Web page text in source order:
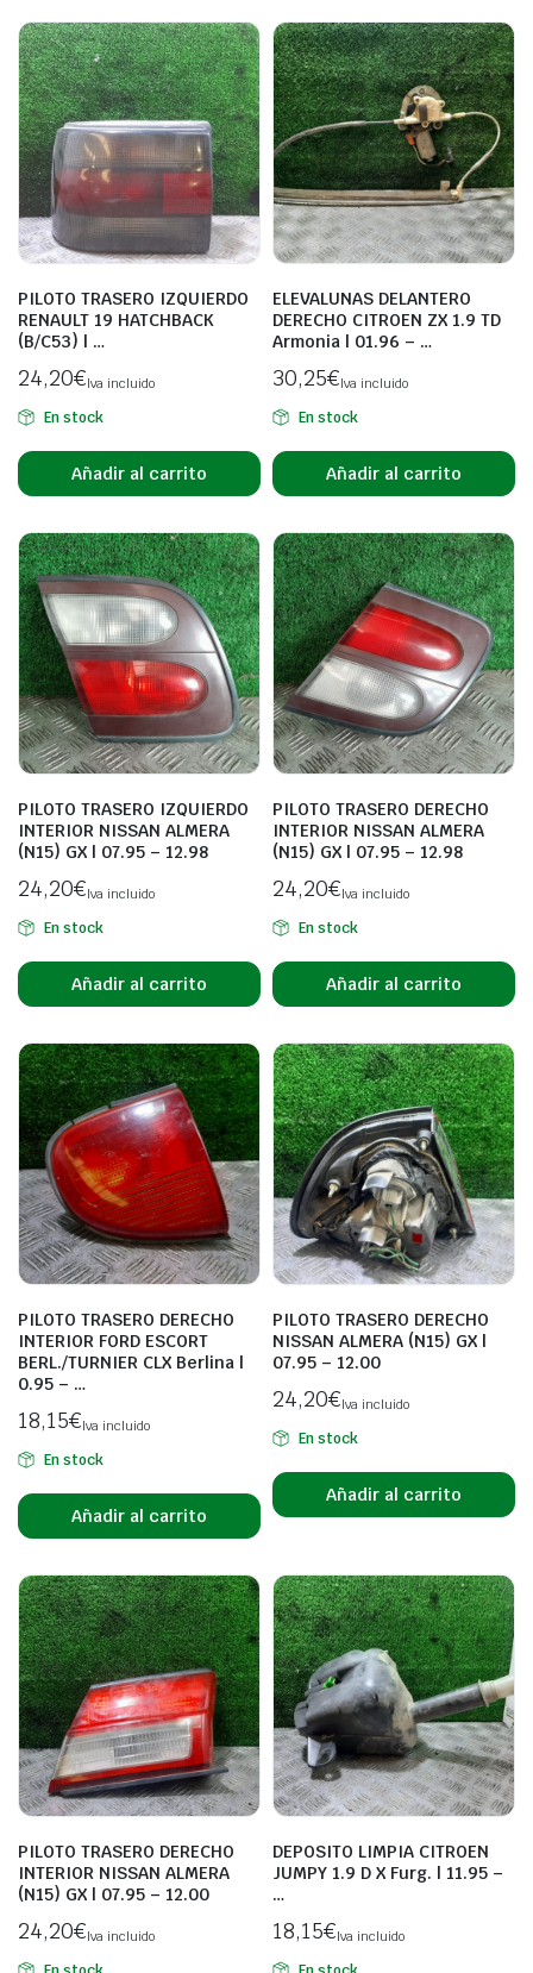
PILOTO TRASERO IZQUIERDO
RENAULT 19 HATCHBACK
(B/C53) | …
24,20€Iva incluido
En stock
Añadir al carrito
ELEVALUNAS DELANTERO
DERECHO CITROEN ZX 1.9 TD
Armonia | 01.96 – …
30,25€Iva incluido
En stock
Añadir al carrito
PILOTO TRASERO IZQUIERDO
INTERIOR NISSAN ALMERA
(N15) GX | 07.95 – 12.98
24,20€Iva incluido
En stock
Añadir al carrito
PILOTO TRASERO DERECHO
INTERIOR NISSAN ALMERA
(N15) GX | 07.95 – 12.98
24,20€Iva incluido
En stock
Añadir al carrito
PILOTO TRASERO DERECHO
INTERIOR FORD ESCORT
BERL./TURNIER CLX Berlina |
0.95 – …
18,15€Iva incluido
En stock
Añadir al carrito
PILOTO TRASERO DERECHO
NISSAN ALMERA (N15) GX |
07.95 – 12.00
24,20€Iva incluido
En stock
Añadir al carrito
PILOTO TRASERO DERECHO
INTERIOR NISSAN ALMERA
(N15) GX | 07.95 – 12.00
24,20€Iva incluido
DEPOSITO LIMPIA CITROEN
JUMPY 1.9 D X Furg. | 11.95 –
…
18,15€Iva incluido